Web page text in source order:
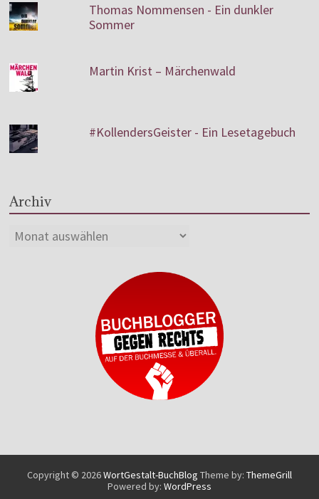
Thomas Nommensen - Ein dunkler
Sommer
Martin Krist – Märchenwald
#KollendersGeister - Ein Lesetagebuch
Archiv
Copyright © 2026WortGestalt-BuchBlog Theme by: ThemeGrill
Powered by: WordPress